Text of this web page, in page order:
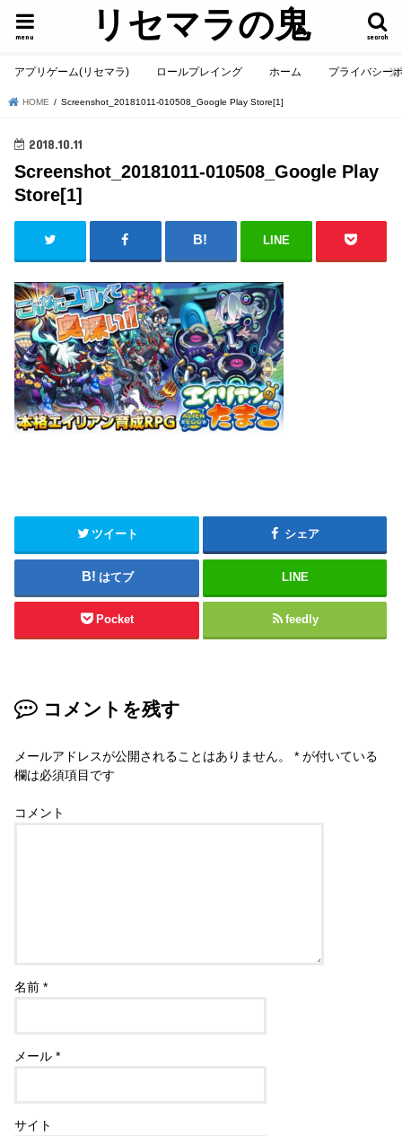
リセマラの鬼 search
menu
アプリゲーム(リセマラ) ロールプレイング ホーム プライバシー
HOME Screenshot_20181011-010508_Google Play Store[1]
2018.10.11
Screenshot_20181011-010508_Google Play
Store[1]
LINE
ツイート シェア
はてブ LINE
Pocket feedly
コメントを残す
メールアドレスが公開されることはありません。 * が付いている
欄は必須項目です
コメント
名前*
メール*
サイト